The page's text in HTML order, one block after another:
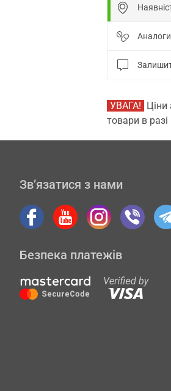
Аналоги
УВАГА! Ціни
товари в
Зв’язатися з нами
Безпека платежів